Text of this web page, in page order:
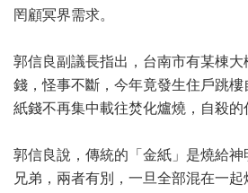
罔顧冥界需求。
郭信良副議長指出，台南市有某棟
錢，怪事不斷，今年竟發生住戶跳
紙錢不再集中載往焚化爐燒，自殺的
郭信良說，傳統的「金紙」是燒給
兄弟，兩者有別，一旦全部混在一起